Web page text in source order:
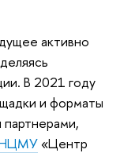
активно
В 2021 году
и форматы
«Центр